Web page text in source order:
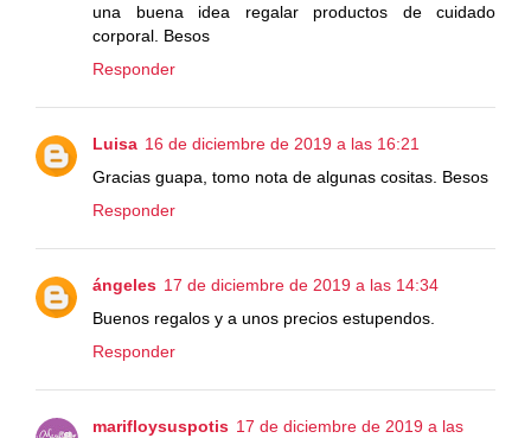
una buena idea regalar productos de cuidado
corporal. Besos
Responder
Luisa 16 de diciembre de 2019 a las 16:21
Gracias guapa, tomo nota de algunas cositas. Besos
Responder
ángeles 17 de diciembre de 2019 a las 14:34
Buenos regalos y a unos precios estupendos.
Responder
marifloysuspotis 17 de diciembre de 2019 a las